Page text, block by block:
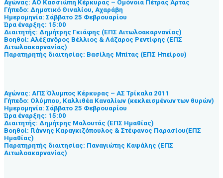
Αγώνας: ΑΟ Κασσιώπη Κέρκυρας – Ομόνοια Πέτρας Άρτας
Γήπεδο: Δημοτικό Θιναλίου, Αχαράβη
Ημερομηνία: Σάββατο 25 Φεβρουαρίου
Ώρα έναρξης: 15:00
Διαιτητής: Δημήτρης Γκιάφης (ΕΠΣ Αιτωλοακαρνανίας)
Βοηθοί: Αλέξανδρος Βέλλιος & Λάζαρος Ρεντίφης (ΕΠΣ
Αιτωλοακαρνανίας)
Παρατηρητής διαιτησίας: Βασίλης Μπίτας (ΕΠΣ Ηπείρου)
Αγώνας: ΑΠΣ Όλυμπος Κέρκυρας – ΑΣ Τρίκαλα 2011
Γήπεδο: Ολύμπου, Καλλιθέα Καναλίων (κεκλεισμένων των θυρών)
Ημερομηνία: Σάββατο 25 Φεβρουαρίου
Ώρα έναρξης: 15:00
Διαιτητής: Δημήτρης Μαλουτάς (ΕΠΣ Ημαθίας)
Βοηθοί: Γιάννης Καραγκιζόπουλος & Στέφανος Παρασίου(ΕΠΣ
Ημαθίας)
Παρατηρητής διαιτησίας: Παναγιώτης Καψάλης (ΕΠΣ
Αιτωλοακαρνανίας)